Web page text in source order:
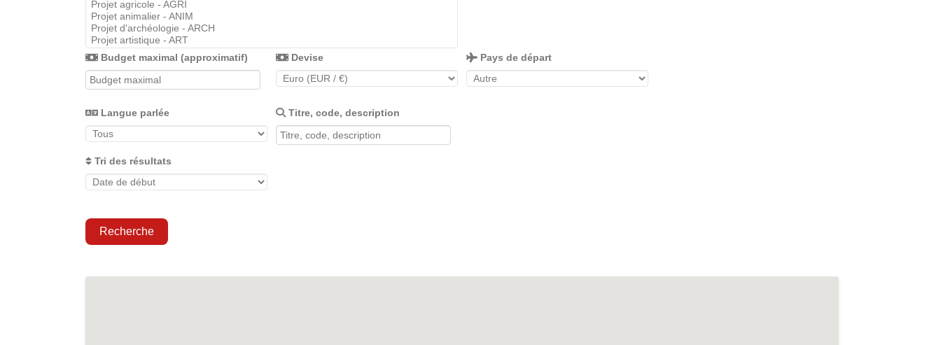
Budget maximal (approximatif) Devise Pays de départ
Langue parlée Titre, code, description
Tri des résultats
Recherche